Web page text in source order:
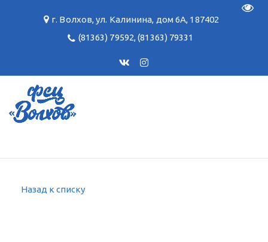
г. Волхов,ул. Калинина, дом 6А, 187402
(81363) 79592,(81363) 79331
Назад к списку